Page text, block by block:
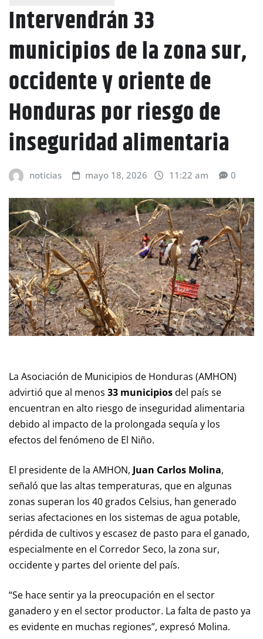
Intervendrán 33
municipios de la zona sur,
occidente y oriente de
Honduras por riesgo de
inseguridad alimentaria
noticias mayo 18, 2026 11:22 am 0
La Asociación de Municipios de Honduras (AMHON)
advirtió que al menos 33 municipiosdel país se
encuentran en alto riesgo de inseguridad alimentaria
debido al impacto de la prolongada sequía y los
efectos del fenómeno de El Niño.
El presidente de la AMHON, Juan Carlos Molina,
señaló que las altas temperaturas, que en algunas
zonas superan los 40 grados Celsius, han generado
serias afectaciones en los sistemas de agua potable,
pérdida de cultivos y escasez de pasto para el ganado,
especialmente en el Corredor Seco, la zona sur,
occidente y partes del oriente del país.
“Se hace sentir ya la preocupación en el sector
ganadero y en el sector productor. La falta de pasto ya
es evidente en muchas regiones”, expresó Molina.